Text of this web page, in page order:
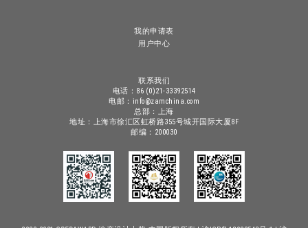
我的申请表
用户中心
联系我们
电话：86 (0)21-33392514
电邮：info@zamchina.com
总部：上海
地址：上海市徐汇区虹桥路355号城开国际大厦8F
邮编：200030